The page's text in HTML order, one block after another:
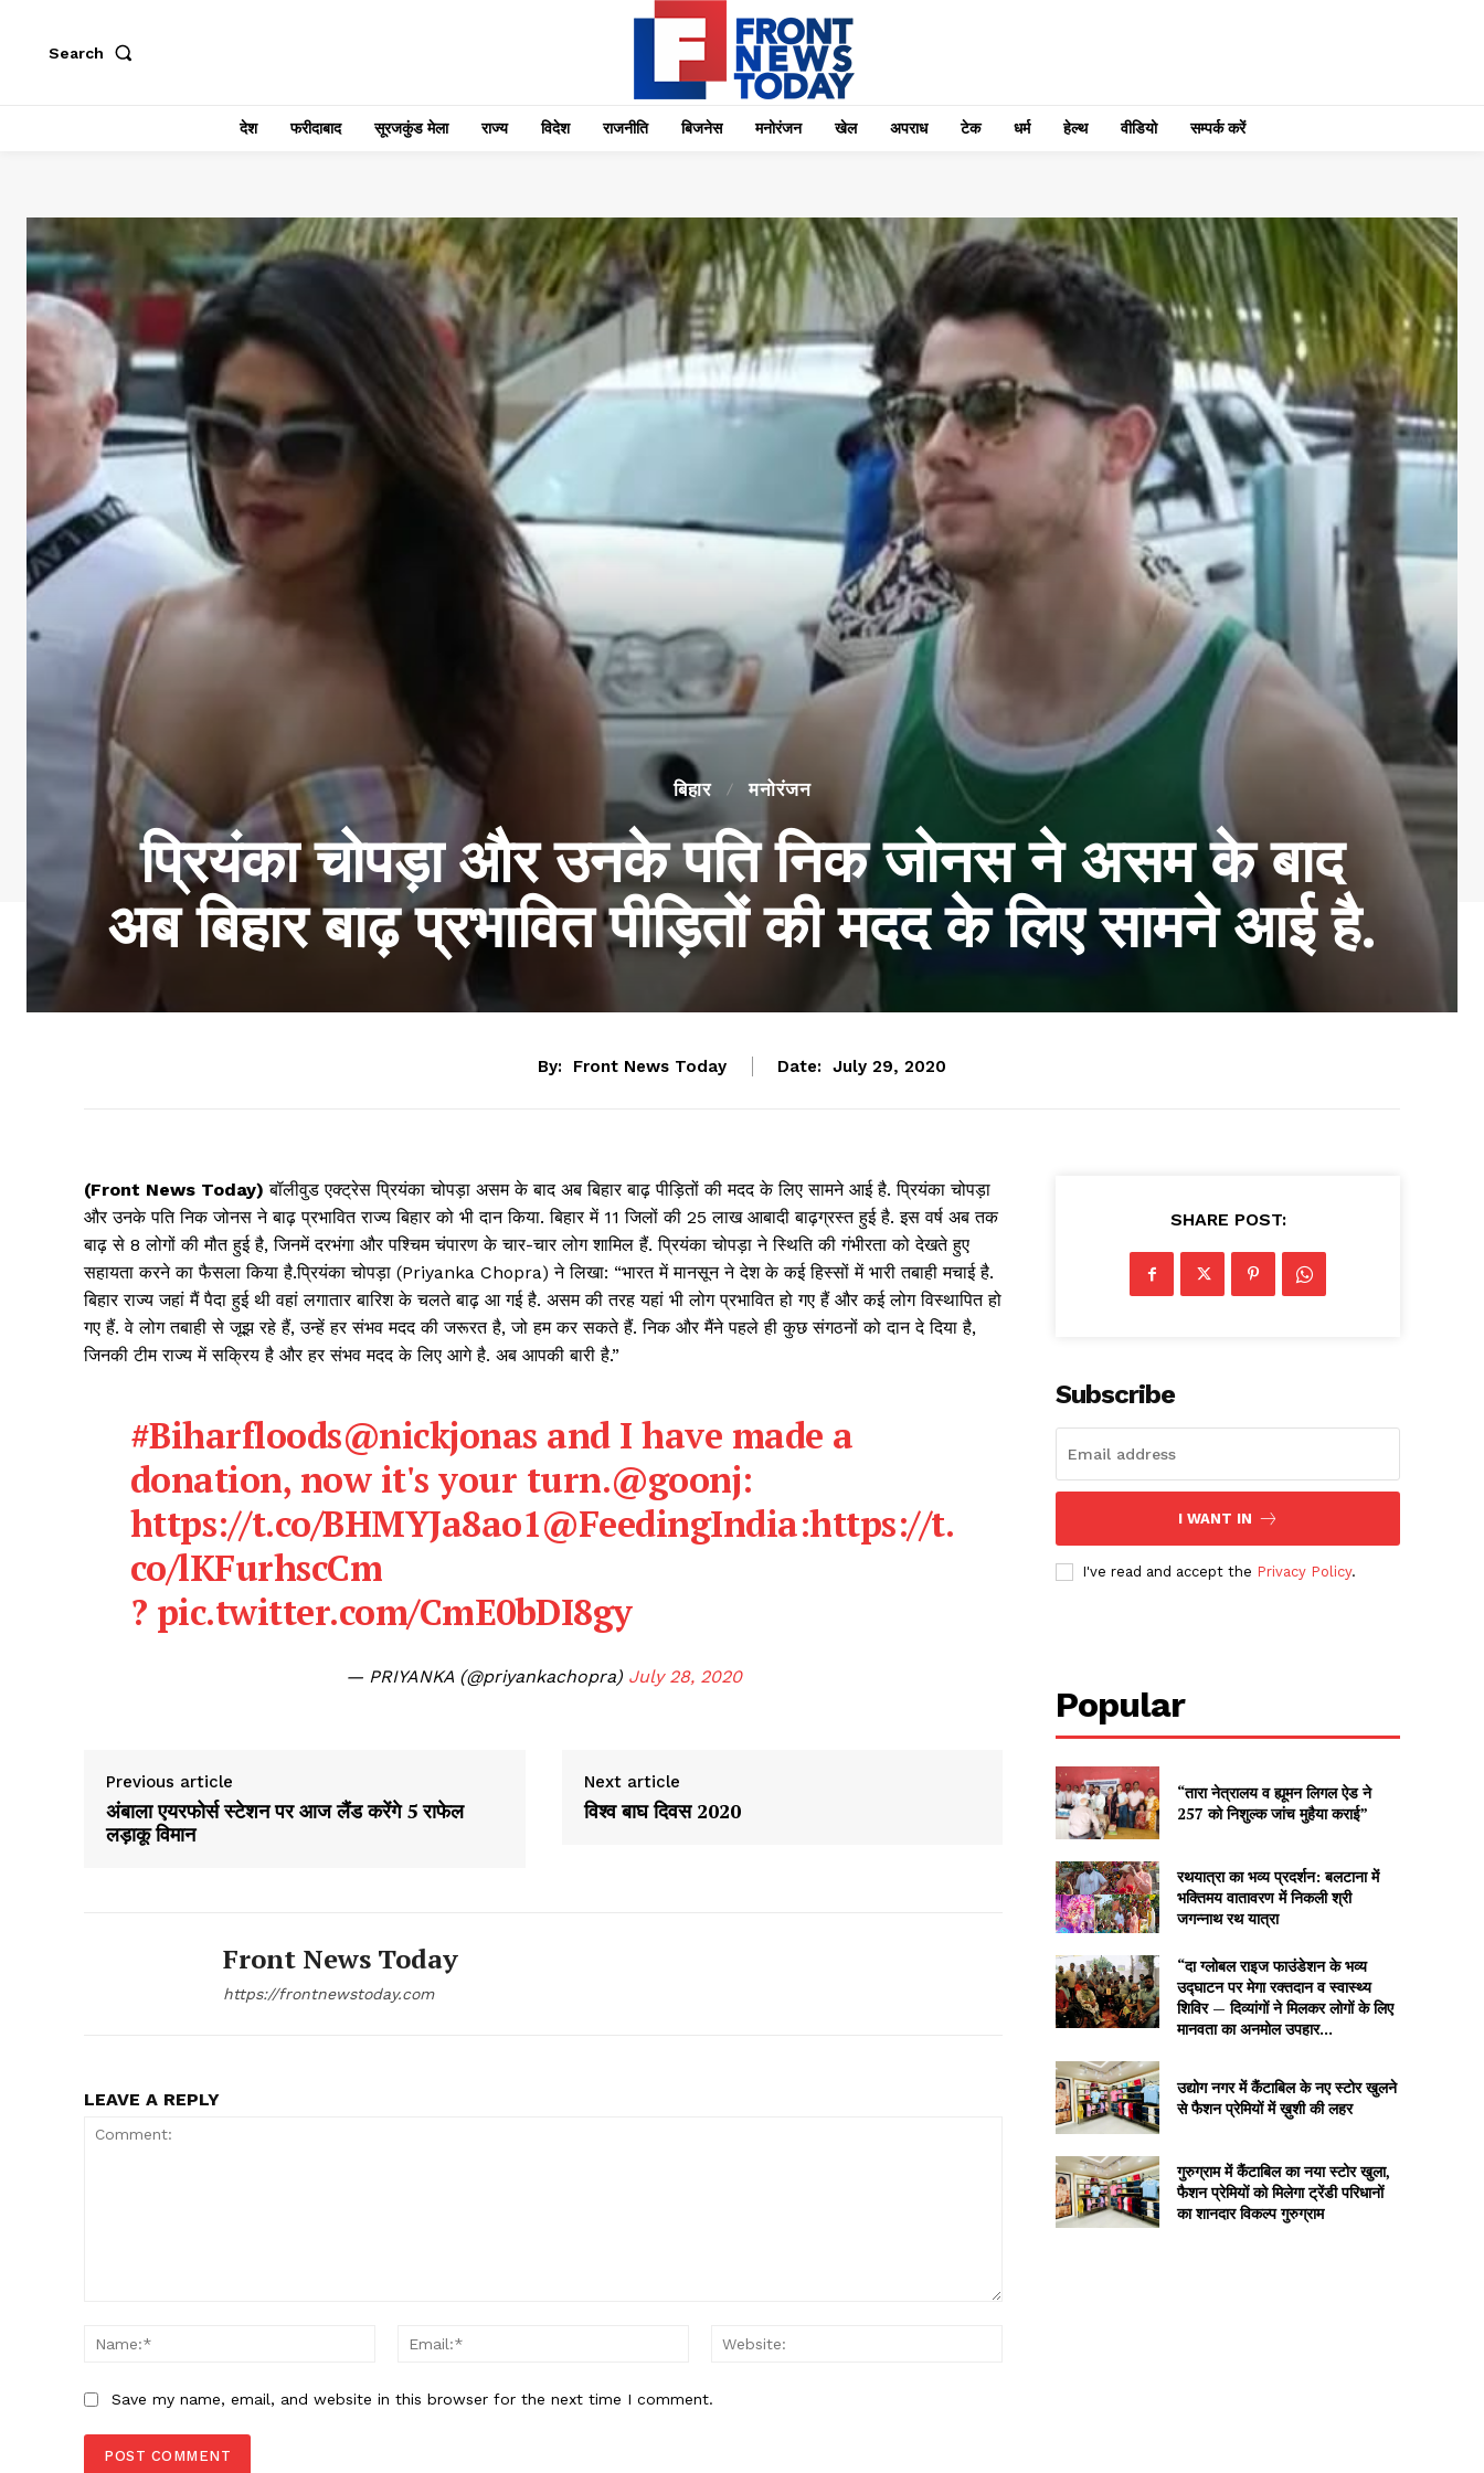
Search
देश फरीदाबाद सूरजकुंड मेला राज्‍य विदेश राजनीति बिजनेस मनोरंजन खेल अपराध टेक धर्म हेल्थ वीडियो सम्पर्क करें
बिहार मनोरंजन
प्रियंका चोपड़ा और उनके पति निक जोनस ने असम के बाद
अब बिहार बाढ़ प्रभावित पीड़ितों की मदद के लिए सामने आई है.
By: Front News Today Date: July 29, 2020
(Front News Today) बॉलीवुड एक्ट्रेस प्रियंका चोपड़ा असम के बाद अब बिहार बाढ़ पीड़ितों की मदद के लिए सामने आई है. प्रियंका चोपड़ा
और उनके पति निक जोनस ने बाढ़ प्रभावित राज्य बिहार को भी दान किया. बिहार में 11 जिलों की 25 लाख आबादी बाढ़ग्रस्त हुई है. इस वर्ष अब तक
बाढ़ से 8 लोगों की मौत हुई है, जिनमें दरभंगा और पश्चिम चंपारण के चार-चार लोग शामिल हैं. प्रियंका चोपड़ा ने स्थिति की गंभीरता को देखते हुए
सहायता करने का फैसला किया है.प्रियंका चोपड़ा (Priyanka Chopra) ने लिखा: “भारत में मानसून ने देश के कई हिस्सों में भारी तबाही मचाई है.
बिहार राज्य जहां मैं पैदा हुई थी वहां लगातार बारिश के चलते बाढ़ आ गई है. असम की तरह यहां भी लोग प्रभावित हो गए हैं और कई लोग विस्थापित हो
गए हैं. वे लोग तबाही से जूझ रहे हैं, उन्हें हर संभव मदद की जरूरत है, जो हम कर सकते हैं. निक और मैंने पहले ही कुछ संगठनों को दान दे दिया है,
जिनकी टीम राज्य में सक्रिय है और हर संभव मदद के लिए आगे है. अब आपकी बारी है.”
#Biharfloods@nickjonas and I have made a
donation, now it's your turn.@goonj:
https://t.co/BHMYJa8ao1@FeedingIndia:https://t.
co/lKFurhscCm
? pic.twitter.com/CmE0bDI8gy
— PRIYANKA (@priyankachopra) July 28, 2020
Previous article
अंबाला एयरफोर्स स्‍टेशन पर आज लैंड करेंगे 5 राफेल
लड़ाकू विमान
Next article
विश्व बाघ दिवस 2020
Front News Today
https://frontnewstoday.com
LEAVE A REPLY
Name:*
Email:*
Save my name, email, and website in this browser for the next time I comment.
SHARE POST:
Subscribe
I WANT IN
I've read and accept the Privacy Policy.
Popular
“तारा नेत्रालय व ह्यूमन लिगल ऐड ने
257 को निशुल्क जांच मुहैया कराई”
रथयात्रा का भव्य प्रदर्शन: बलटाना में
भक्तिमय वातावरण में निकली श्री
जगन्नाथ रथ यात्रा
“दा ग्लोबल राइज फाउंडेशन के भव्य
उद्घाटन पर मेगा रक्तदान व स्वास्थ्य
शिविर — दिव्यांगों ने मिलकर लोगों के लिए
मानवता का अनमोल उपहार...
उद्योग नगर में कैंटाबिल के नए स्टोर खुलने
से फैशन प्रेमियों में ख़ुशी की लहर
गुरुग्राम में कैंटाबिल का नया स्टोर खुला,
फैशन प्रेमियों को मिलेगा ट्रेंडी परिधानों
का शानदार विकल्प गुरुग्राम